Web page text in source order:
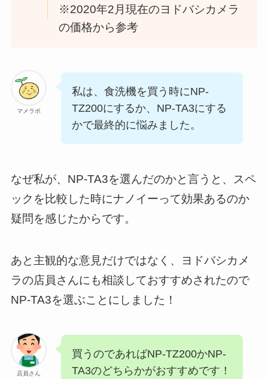
※2020年2月現在のヨドバシカメラ
の価格から参考
マメラボ
私は、食洗機を買う時にNP-
TZ200にするか、NP-TA3にする
かで最終的に悩みました。
なぜ私が、NP-TA3を選んだのかと言うと、スペ
ックを比較した時にナノイーって効果あるのか
疑問を感じたからです。
あと主観的な意見だけではなく、ヨドバシカメ
ラの店員さんにも相談しておすすめされたので
NP-TA3を選ぶことにしました！
店員さん
買うのであればNP-TZ200かNP-
TA3のどちらかがおすすめです！